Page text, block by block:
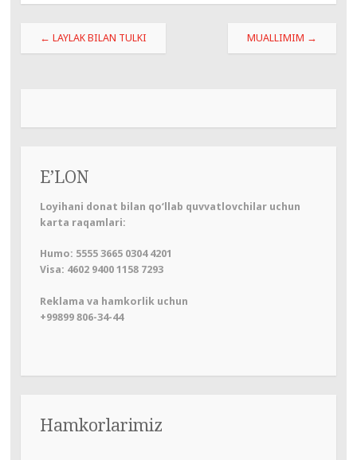
Навигация
по
← LAYLAK BILAN TULKI MUALLIMIM →
E’LON
Loyihani donat bilan qo‘llab quvvatlovchilar uchun
karta raqamlari:
Humo: 5555 3665 0304 4201
Visa: 4602 9400 1158 7293
Reklama va hamkorlik uchun
+99899 806-34-44
Hamkorlarimiz